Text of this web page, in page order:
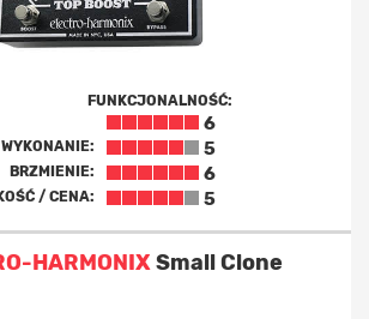
FUNKCJONALNOŚĆ:
6
WYKONANIE: 5
BRZMIENIE: 6
/ CENA: 5
HARMONIXSmall Clone